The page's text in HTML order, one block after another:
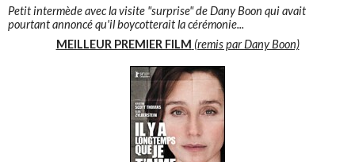
Petit intermède avec la visite "surprise" de Dany Boon qui avait
pourtant annoncé qu'il boycotterait la cérémonie...
MEILLEUR PREMIER FILM (remis par Dany Boon)